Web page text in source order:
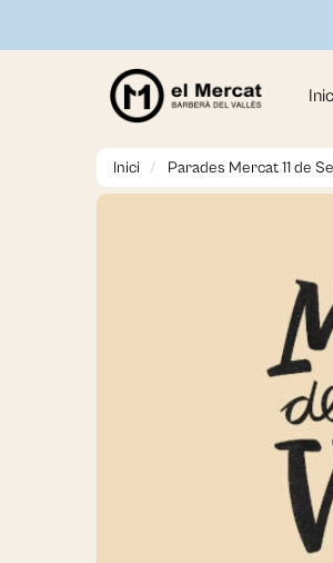
Inici Parades Mercat 11 de